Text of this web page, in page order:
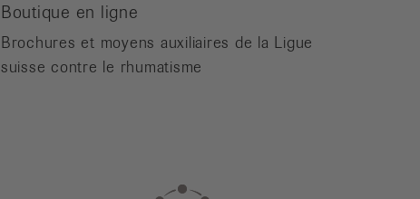
Boutique en ligne
Brochures et moyens auxiliaires de la Ligue
suisse contre le rhumatisme